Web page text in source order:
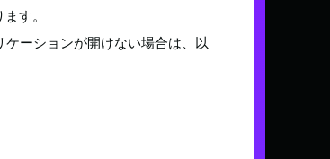
す。
ーションが開けない場合は、以